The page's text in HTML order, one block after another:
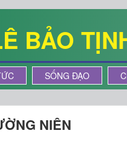
BẢO
SỐNG ĐẠO
NIÊN